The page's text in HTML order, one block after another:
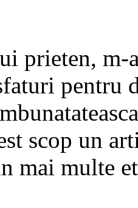
prieten, m-
pentru
scop un
mai multe